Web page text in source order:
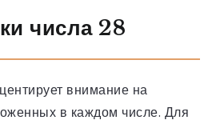
числа 28
внимание на
в каждом числе. Для